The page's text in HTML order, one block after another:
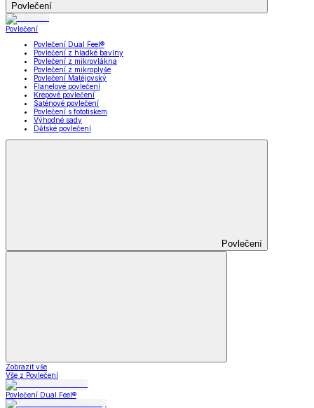
Povlečení
Povlečení
Povlečení Dual Feel®
Povlečení z hladké bavlny
Povlečení z mikrovlákna
Povlečení z mikroplyše
Povlečení Matějovský
Flanelové povlečení
Krepové povlečení
Saténové povlečení
Povlečení s fototiskem
Výhodné sady
Dětské povlečení
Povlečení
Zobrazit vše
Vše z Povlečení
Povlečení Dual Feel®